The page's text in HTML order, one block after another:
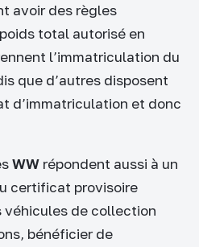
avoir des règles
total autorisé en
l’immatriculation du
que d’autres disposent
d’immatriculation et donc
WW répondent aussi à un
certificat provisoire
véhicules de collection
bénéficier de